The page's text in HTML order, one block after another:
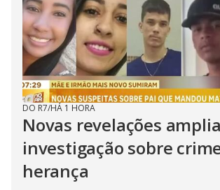
DO R7/HÁ 1 HORA
Novas revelações
investigação sobre
herança